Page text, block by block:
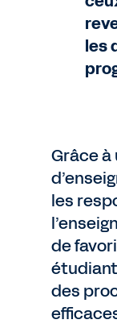
les
Grâce
les
de
des